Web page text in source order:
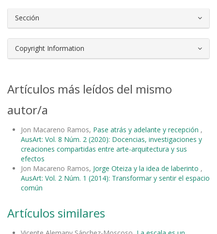
Sección
Copyright Information
Artículos más leídos del mismo
autor/a
Jon Macareno Ramos, Pase atrás y adelante y recepción ,
AusArt: Vol. 8 Núm. 2 (2020): Docencias, investigaciones y
creaciones compartidas entre arte-arquitectura y sus
efectos
Jon Macareno Ramos, Jorge Oteiza y la idea de laberinto ,
AusArt: Vol. 2 Núm. 1 (2014): Transformar y sentir el espacio
común
Artículos similares